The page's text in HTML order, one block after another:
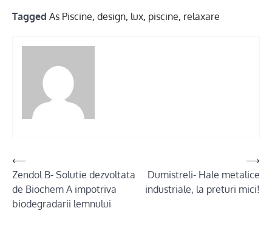
Tagged As Piscine, design, lux, piscine, relaxare
Post
navigation
⟵
Zendol B- Solutie dezvoltata
de Biochem A impotriva
biodegradarii lemnului
Dumistreli- Hale metalice
industriale, la preturi mici!
⟶